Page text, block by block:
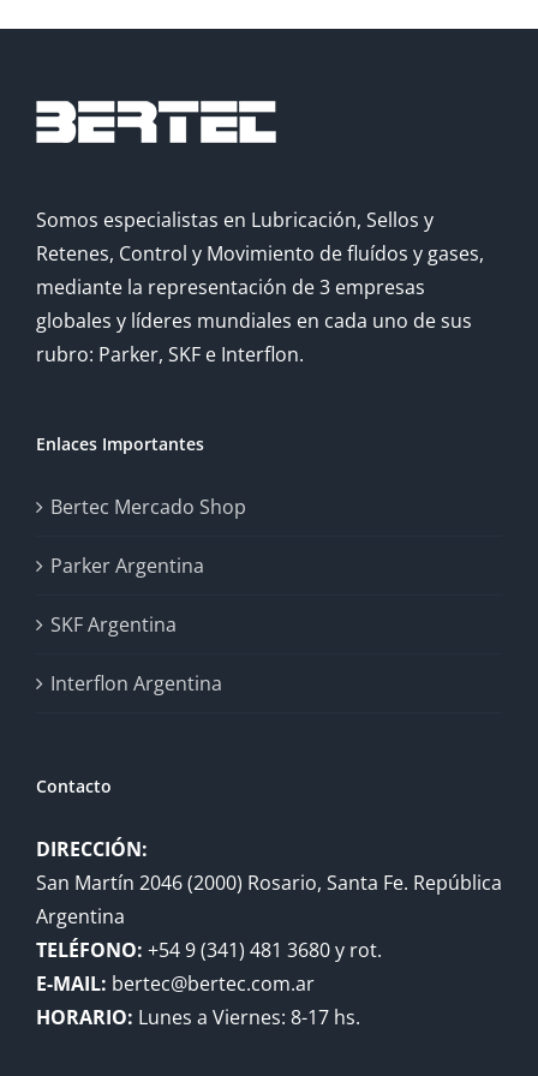
Somos especialistas en Lubricación, Sellos y
Retenes, Control y Movimiento de fluídos y gases,
mediante la representación de 3 empresas
globales y líderes mundiales en cada uno de sus
rubro: Parker, SKF e Interflon.
Enlaces Importantes
Bertec Mercado Shop
Parker Argentina
SKF Argentina
Interflon Argentina
Contacto
DIRECCIÓN:
San Martín 2046 (2000) Rosario, Santa Fe. República
Argentina
TELÉFONO: +54 9 (341) 481 3680 y rot.
E-MAIL: bertec@bertec.com.ar
HORARIO: Lunes a Viernes: 8-17 hs.